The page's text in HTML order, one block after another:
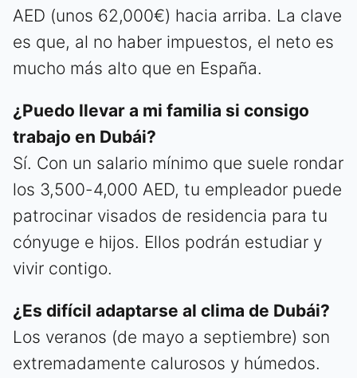
AED (unos 62,000€) hacia arriba. La clave
es que, al no haber impuestos, el neto es
mucho más alto que en España.
¿Puedo llevar a mi familia si consigo
trabajo en Dubái?
Sí. Con un salario mínimo que suele rondar
los 3,500-4,000 AED, tu empleador puede
patrocinar visados de residencia para tu
cónyuge e hijos. Ellos podrán estudiar y
vivir contigo.
¿Es difícil adaptarse al clima de Dubái?
Los veranos (de mayo a septiembre) son
extremadamente calurosos y húmedos.